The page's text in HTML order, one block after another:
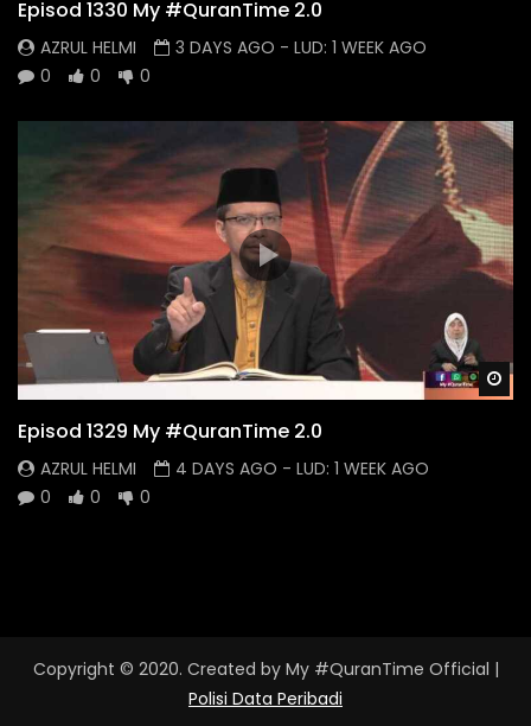
Episod 1330 My #QuranTime 2.0
AZRUL HELMI 3 DAYS AGO - LUD: 1 WEEK AGO
0
0 0
Episod 1329 My #QuranTime 2.0
AZRUL HELMI 4 DAYS AGO - LUD: 1 WEEK AGO
0
0 0
Copyright © 2020. Created by My #QuranTime Official |
Polisi Data Peribadi